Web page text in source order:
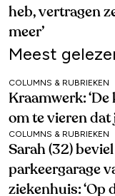
heb, vertragen
meer’
Meest
COLUMNS & RUBRIEKEN
Kraamwerk:
om te vieren dat
COLUMNS & RUBRIEKEN
Sarah (32)
parkeergarage
ziekenhuis: ‘Op